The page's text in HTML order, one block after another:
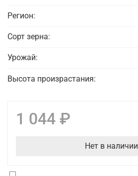
Регион:
Сорт зерна:
Урожай:
Высота произрастания:
1 044 ₽
Нет в наличии